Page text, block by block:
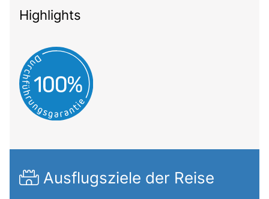
Highlights
Ausflugsziele der Reise